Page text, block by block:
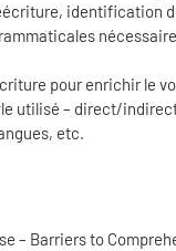
identification
pour enrichir le
utilisé – direct/
etc.
– Barriers to